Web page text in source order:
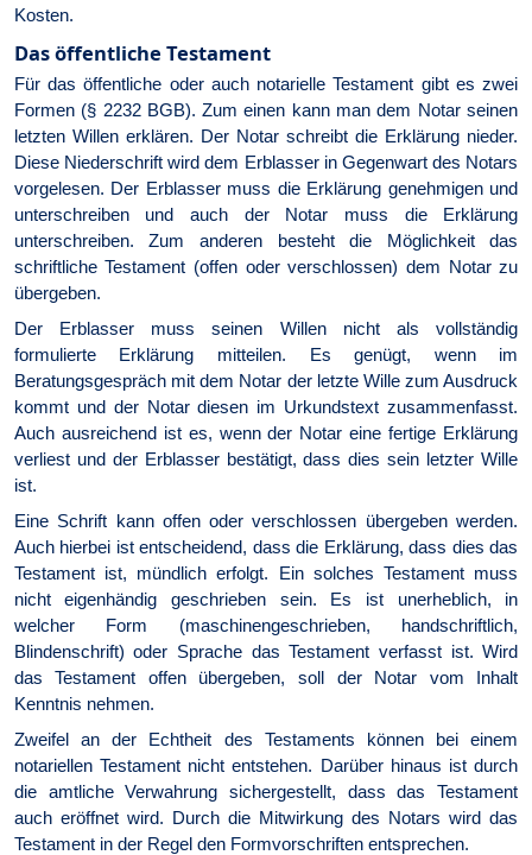
Kosten.
Das öffentliche Testament
Für das öffentliche oder auch notarielle Testament gibt es zwei
Formen (§ 2232 BGB). Zum einen kann man dem Notar seinen
letzten Willen erklären. Der Notar schreibt die Erklärung nieder.
Diese Niederschrift wird dem Erblasser in Gegenwart des Notars
vorgelesen. Der Erblasser muss die Erklärung genehmigen und
unterschreiben und auch der Notar muss die Erklärung
unterschreiben. Zum anderen besteht die Möglichkeit das
schriftliche Testament (offen oder verschlossen) dem Notar zu
übergeben.
Der Erblasser muss seinen Willen nicht als vollständig
formulierte Erklärung mitteilen. Es genügt, wenn im
Beratungsgespräch mit dem Notar der letzte Wille zum Ausdruck
kommt und der Notar diesen im Urkundstext zusammenfasst.
Auch ausreichend ist es, wenn der Notar eine fertige Erklärung
verliest und der Erblasser bestätigt, dass dies sein letzter Wille
ist.
Eine Schrift kann offen oder verschlossen übergeben werden.
Auch hierbei ist entscheidend, dass die Erklärung, dass dies das
Testament ist, mündlich erfolgt. Ein solches Testament muss
nicht eigenhändig geschrieben sein. Es ist unerheblich, in
welcher Form (maschinengeschrieben, handschriftlich,
Blindenschrift) oder Sprache das Testament verfasst ist. Wird
das Testament offen übergeben, soll der Notar vom Inhalt
Kenntnis nehmen.
Zweifel an der Echtheit des Testaments können bei einem
notariellen Testament nicht entstehen. Darüber hinaus ist durch
die amtliche Verwahrung sichergestellt, dass das Testament
auch eröffnet wird. Durch die Mitwirkung des Notars wird das
Testament in der Regel den Formvorschriften entsprechen.